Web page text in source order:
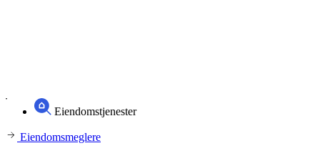
Eiendomstjenester
Eiendomsmeglere